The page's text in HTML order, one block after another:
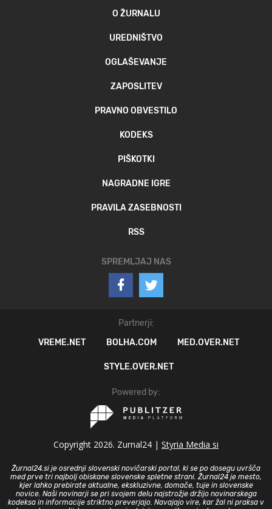
O ŽURNALU
UREDNIŠTVO
OGLAŠEVANJE
ZAPOSLITEV
PRAVNO OBVESTILO
KODEKS
PIŠKOTKI
NAGRADNE IGRE
PRAVILA ZASEBNOSTI
RSS
SPREMLJAJ NAS
Partnerji:
VREME.NET
BOLHA.COM MED.OVER.NET
STYLE.OVER.NET
Powered by:
Copyright 2026. Zurnal24 | Styria Media si
Žurnal24.si je osrednji slovenski novičarski portal, ki se po dosegu uvršča
med prve tri najbolj obiskane slovenske spletne strani. Žurnal24 je mesto,
kjer lahko prebirate aktualne, ekskluzivne, domače, tuje in slovenske
novice. Naši novinarji se pri svojem delu najstrožje držijo novinarskega
kodeksa in informacije striktno preverjajo. Navajajo vire, kar žal ni praksa v